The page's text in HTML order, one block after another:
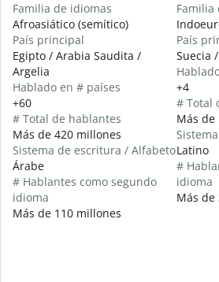
Familia de idiomas
Afroasiático (semítico)
País principal
Egipto / Arabia Saudita /
Argelia
Hablado en # países
+60
# Total de hablantes
Más de 420 millones
Sistema de escritura / Alfabeto
Árabe
# Hablantes como segundo
idioma
Más de 110 millones
Familia
País
Suecia
+4
# Total
Más de
Latino
#
idioma
Más de